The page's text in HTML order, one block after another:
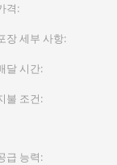
격:
장 세부 사항:
달 시간:
불 조건:
급 능력: